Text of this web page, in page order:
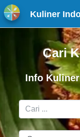
Kuliner
Cari
Info